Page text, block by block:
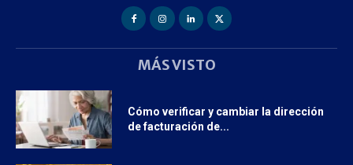
MÁS VISTO
Cómo verificar y cambiar la dirección
de facturación de...